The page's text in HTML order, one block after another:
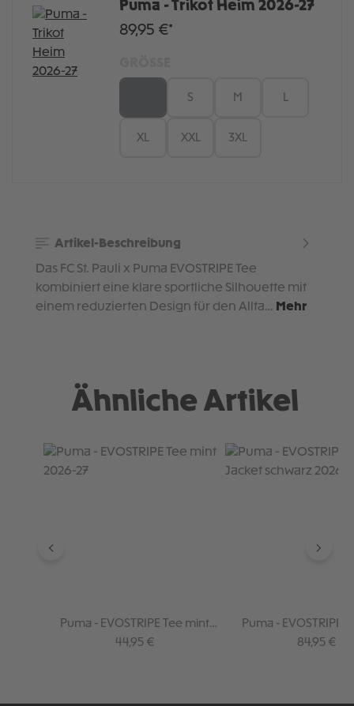
Puma - Trikot Heim 2026-27
89,95 €*
S M
XL XXL 3XL
Artikel-Beschreibung
Das FC St. Pauli x Puma EVOSTRIPE Tee
kombiniert eine klare sportliche Silhouette mit
einem reduzierten Design für den Allta… Mehr
Ähnliche Artikel
Produktgalerie überspringen
Puma - EVOSTRIPE Tee mint
2026-27
Regulärer Preis:
44,95 €
Puma - EVOSTRIPE
Jacket schwarz
Regulärer
84,95 €